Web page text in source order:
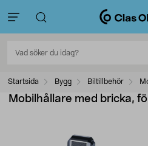
Startsida Bygg Biltillbehör
Mobilhållare med bricka,